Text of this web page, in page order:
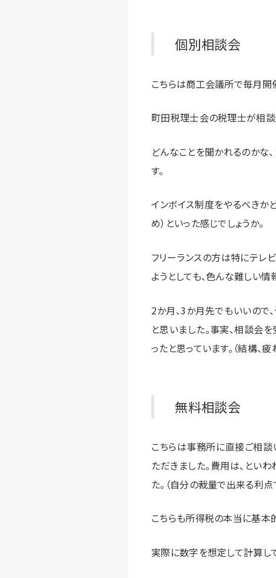
個別相談会
こちらは商工会議所で毎月開
町田税理士会の税理士が相談
どんなことを聞かれるのかな
す。
インボイス制度をやるべきか
め）といった感じでしょうか。
フリーランスの方は特にテレ
ようとしても、色んな難しい
2か月、3か月先でもいいので
と思いました。事実、相談会
ったと思っています。（結構、疲
無料相談会
こちらは事務所に直接ご相談
ただきました。費用は、とい
た。（自分の裁量で出来る利点
こちらも所得税の本当に基本
実際に数字を想定して計算し